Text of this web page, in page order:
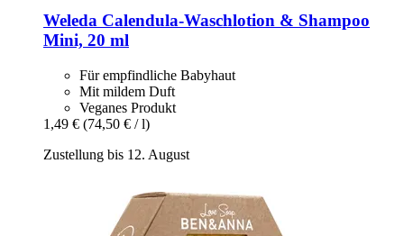
Weleda Calendula-​Waschlotion & Shampoo
Mini, 20 ml
Für empfindliche Babyhaut
Mit mildem Duft
Veganes Produkt
1,49 € (74,50 € / l)
Zustellung bis 12. August